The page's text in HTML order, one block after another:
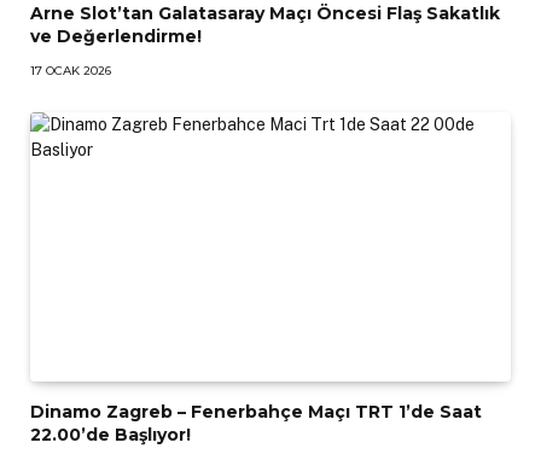
Arne Slot’tan Galatasaray Maçı Öncesi Flaş Sakatlık
ve Değerlendirme!
17 OCAK 2026
Dinamo Zagreb – Fenerbahçe Maçı TRT 1’de Saat
22.00’de Başlıyor!